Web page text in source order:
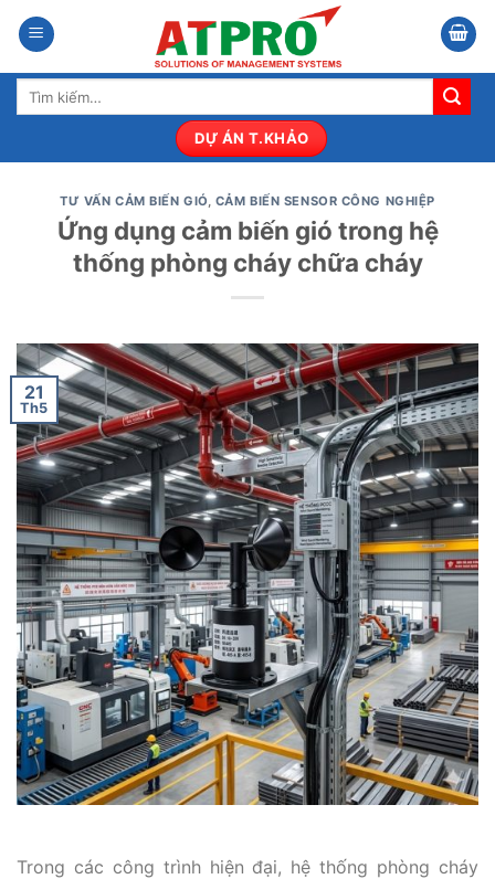
qua
nội
dung
Tìm
DỰ ÁN T.KHẢO
TƯ VẤN CẢM BIẾN GIÓ, CẢM BIẾN SENSOR CÔNG NGHIỆP
Ứng dụng cảm biến gió trong hệ
thống phòng cháy chữa cháy
21
Th5
Trong các công trình hiện đại, hệ thống phòng cháy